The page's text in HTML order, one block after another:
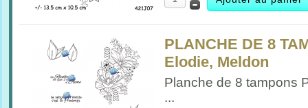
PLANCHE DE 8
Elodie, Meldon
Planche de 8 tampons
...